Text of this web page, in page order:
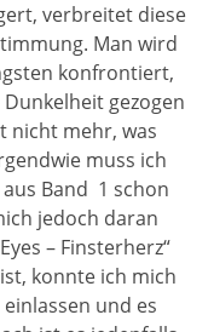
verbreitet diese
Man wird
konfrontiert,
gezogen
nicht mehr, was
muss ich
Band 1 schon
jedoch daran
– Finsterherz“
konnte ich mich
und es